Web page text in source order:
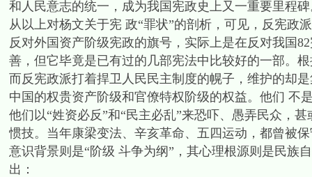
和人民意志的统一，成为我国宪政史上又一重要里程
从以上对杨文关于宪 政“罪状”的剖析，可见，反宪政
反对外国资产阶级宪政的旗号，实际上是在反对我国
善，但它毕竟是已有过的几部宪法中比较好的一部。
而反宪政派打着捍卫人民民主制度的幌子，维护的却
中国的权贵资产阶级和官僚特权阶级的权益。他们 不
他们以“姓资必反”和“民主必乱”来恐吓、愚弄民众
惯技。当年康梁变法、辛亥革命、五四运动，都曾被
意识背景则是“阶级 斗争为纲”，其心理根源则是民族
出：